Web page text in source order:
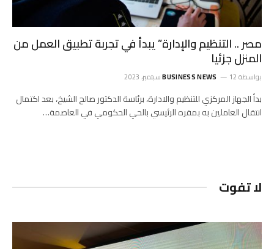
مصر .. التنظيم والإدارة” يبدأ في تجربة تطبيق العمل من
المنزل جزئيا
بواسطة BUSINESS NEWS 12 سبتمبر، 2023
بدأ الجهاز المركزي للتنظيم والادارة، برئاسة الدكتور صالح الشيخ، بعد اكتمال
انتقال العاملين به بمقره الرئيسي بالحي الحكومي في العاصمة…
لا تفوت